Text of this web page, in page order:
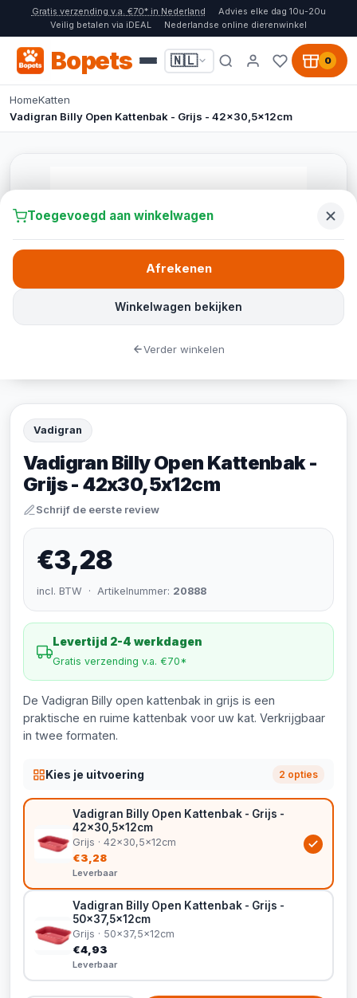
Gratis verzending v.a. €70* in Nederland
Advies elke dag 10u-20u
Veilig betalen via iDEAL
Nederlandse online dierenwinkel
Bopets 🇳🇱 0
HomeKatten
Vadigran Billy Open Kattenbak - Grijs - 42x30,5x12cm
Vadigran
Vadigran Billy Open Kattenbak -
Grijs - 42x30,5x12cm
Schrijf de eerste review
€3,28
incl. BTW · Artikelnummer: 20888
Levertijd 2-4 werkdagen
Gratis verzending v.a. €70*
De Vadigran Billy open kattenbak in grijs is een
praktische en ruime kattenbak voor uw kat. Verkrijgbaar
in twee formaten.
Kies je uitvoering 2 opties
Vadigran Billy Open Kattenbak - Grijs -
42x30,5x12cm
Grijs · 42x30,5x12cm
€3,28
Leverbaar
Vadigran Billy Open Kattenbak - Grijs -
50x37,5x12cm
Grijs · 50x37,5x12cm
€4,93
Leverbaar
Toegevoegd aan winkelwagen
Winkelwagen bekijken
Afrekenen
Verder winkelen